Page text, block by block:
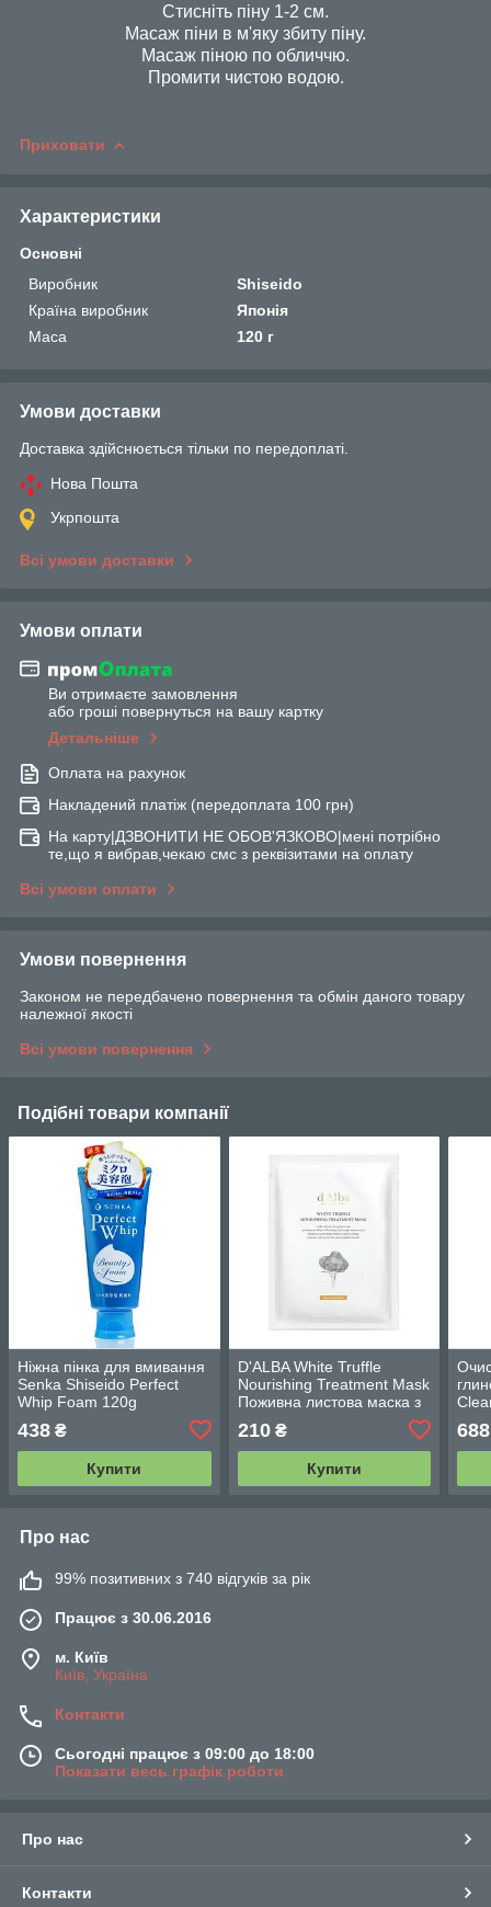
Стисніть піну 1-2 см.
Масаж піни в м'яку збиту піну.
Масаж піною по обличчю.
Промити чистою водою.
Приховати
Характеристики
Основні
Виробник
Shiseido
Країна виробник
Японія
Маса
120 г
Умови доставки
Доставка здійснюється тільки по передоплаті.
Нова Пошта
Укрпошта
Всі умови доставки
Умови оплати
Ви отримаєте замовлення
або гроші повернуться на вашу картку
Детальніше
Оплата на рахунок
Накладений платіж (передоплата 100 грн)
На карту|ДЗВОНИТИ НЕ ОБОВ'ЯЗКОВО|мені потрібно
те,що я вибрав,чекаю смс з реквізитами на оплату
Всі умови оплати
Умови повернення
Законом не передбачено повернення та обмін даного товару
належної якості
Всі умови повернення
Подібні товари компанії
Ніжна пінка для вмивання
Senka Shiseido Perfect
Whip Foam 120g
438 ₴
Купити
D'ALBA White Truffle
Nourishing Treatment Mask
Поживна листова маска з
210₴
Купити
688
Про нас
99% позитивних з 740 відгуків за рік
Працює з 30.06.2016
м. Київ
Київ, Україна
Контакти
Сьогодні працює з 09:00 до 18:00
Показати весь графік роботи
Про нас
Контакти